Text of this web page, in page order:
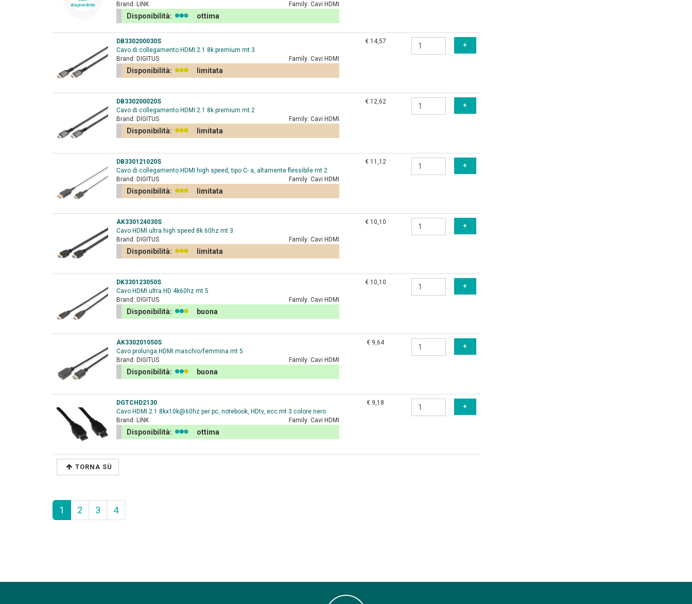
Brand: LINK Family: Cavi HDMI
Disponibilità: ottima
DB330200030S
Cavo di collegamento HDMI 2.1 8k premium mt 3
Brand: DIGITUS Family: Cavi HDMI
Disponibilità: limitata
€ 14,57
DB330200020S
Cavo di collegamento HDMI 2.1 8k premium mt 2
Brand: DIGITUS Family: Cavi HDMI
Disponibilità: limitata
€ 12,62
DB330121020S
Cavo di collegamento HDMI high speed, tipo C- a, altamente flessibile mt 2
Brand: DIGITUS Family: Cavi HDMI
Disponibilità: limitata
€ 11,12
AK330124030S
Cavo HDMI ultra high speed 8k 60hz mt 3
Brand: DIGITUS Family: Cavi HDMI
Disponibilità: limitata
€ 10,10
DK330123050S
Cavo HDMI ultra HD 4k60hz mt 5
Brand: DIGITUS Family: Cavi HDMI
Disponibilità: buona
€ 10,10
AK330201050S
Cavo prolunga HDMI maschio/femmina mt 5
Brand: DIGITUS Family: Cavi HDMI
Disponibilità: buona
€ 9,64
DGTCHD2130
Cavo HDMI 2.1 8kx10k@60hz per pc, notebook, HDtv, ecc mt 3 colore nero
Brand: LINK Family: Cavi HDMI
Disponibilità: ottima
€ 9,18
TORNA SÙ
1 2 3 4